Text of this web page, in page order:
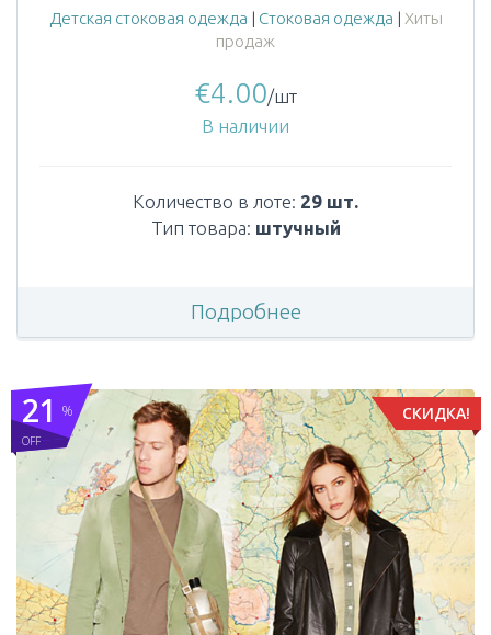
Детская стоковая одежда | Стоковая одежда | Хиты
продаж
€4.00/шт
В наличии
Количество в лоте: 29 шт.
Тип товара: штучный
Подробнее
СКИДКА!
%
OFF
21